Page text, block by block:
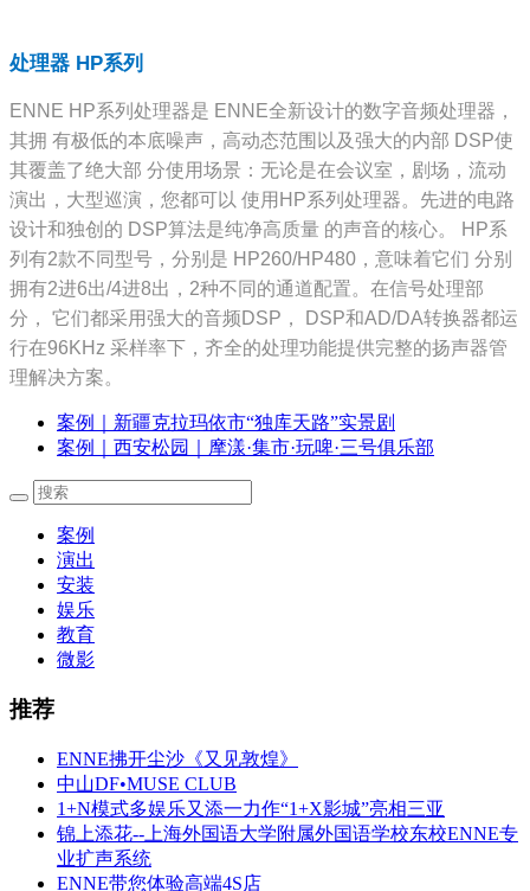
处理器 HP系列
ENNE HP系列处理器是 ENNE全新设计的数字音频处理器，
其拥 有极低的本底噪声，高动态范围以及强大的内部 DSP使
其覆盖了绝大部 分使用场景：无论是在会议室，剧场，流动
演出，大型巡演，您都可以 使用HP系列处理器。先进的电路
设计和独创的 DSP算法是纯净高质量 的声音的核心。 HP系
列有2款不同型号，分别是 HP260/HP480，意味着它们 分别
拥有2进6出/4进8出，2种不同的通道配置。在信号处理部
分， 它们都采用强大的音频DSP， DSP和AD/DA转换器都运
行在96KHz 采样率下，齐全的处理功能提供完整的扬声器管
理解决方案。
案例｜新疆克拉玛依市“独库天路”实景剧
案例｜西安松园｜摩漾·集市·玩啤·三号俱乐部
案例
演出
安装
娱乐
教育
微影
推荐
ENNE拂开尘沙《又见敦煌》
中山DF•MUSE CLUB
1+N模式多娱乐又添一力作“1+X影城”亮相三亚
锦上添花--上海外国语大学附属外国语学校东校ENNE专
业扩声系统
ENNE带您体验高端4S店